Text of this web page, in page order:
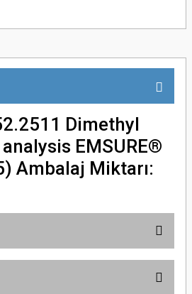
Dimethyl
EMSURE®
Ambalaj Miktarı: